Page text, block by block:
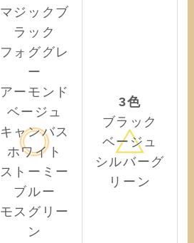
マジックブ
ラック
フォググレ
ー
アーモンド
ベージュ
キャンバス
ホワイト
ストーミー
ブルー
モスグリー
ン
3色
ブラック
ベージュ
シルバーグ
リーン